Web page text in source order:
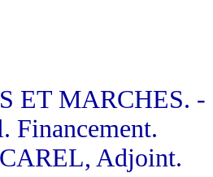
ET MARCHES. -
Financement.
Adjoint.